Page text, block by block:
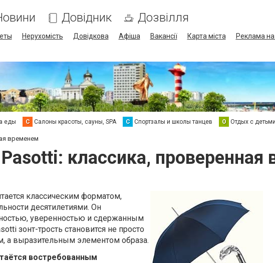
Довідник Дозвілля
Нерухомість Довідкова Афіша Вакансії Карта міста
Реклама на
еды С Салоны красоты, сауны, SPA С Спортзалы и школы танцев О Отдых с детьми
временем
классика, проверенная
классическим форматом,
десятилетиями. Он
уверенностью и сдержанным
зонт-трость становится не просто
а выразительным элементом образа.
востребованным